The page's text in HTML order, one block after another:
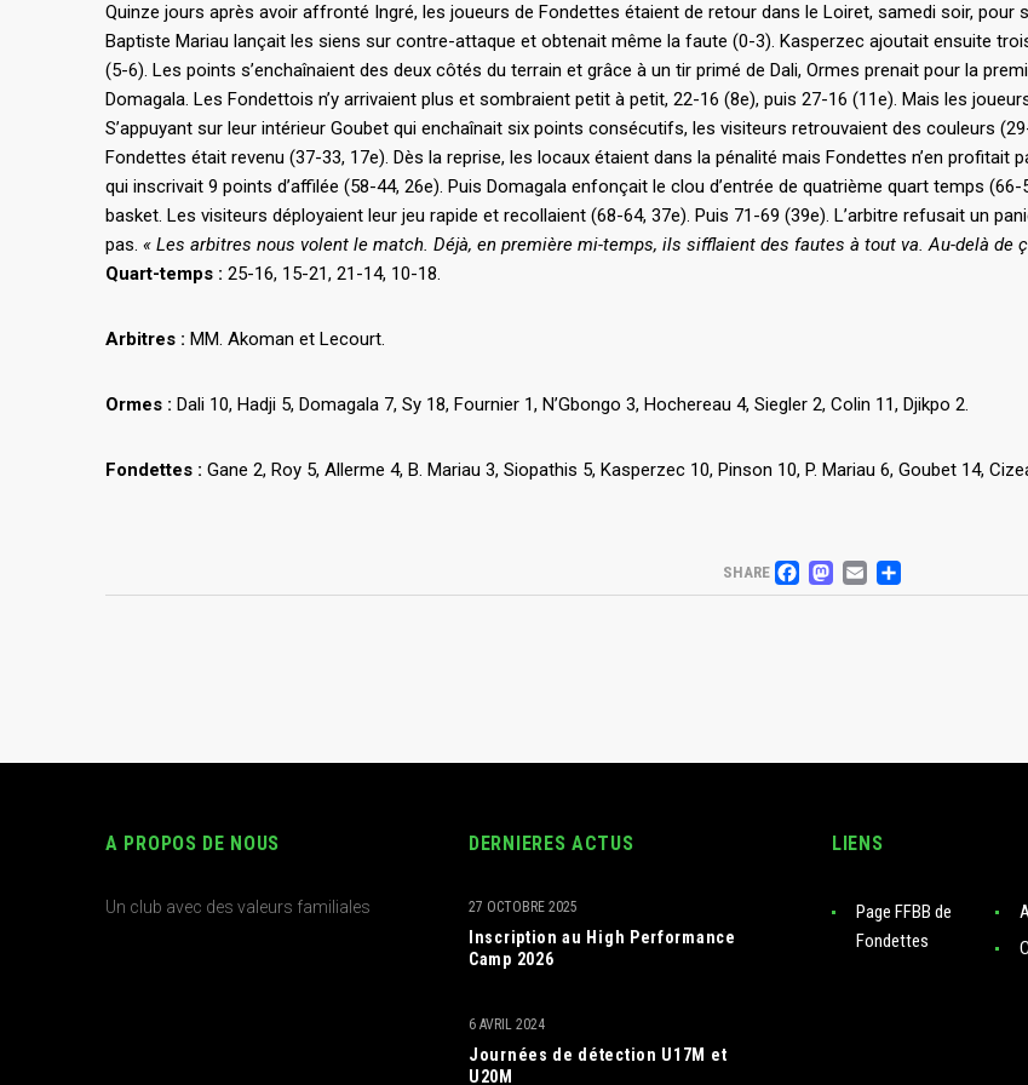
Quinze jours après avoir affronté Ingré, les joueurs de Fondettes étaient de retour dans le Loiret, samedi soir, pour
Baptiste Mariau lançait les siens sur contre-attaque et obtenait même la faute (0-3). Kasperzec ajoutait ensuite
(5-6). Les points s’enchaînaient des deux côtés du terrain et grâce à un tir primé de Dali, Ormes prenait pour la
Domagala. Les Fondettois n’y arrivaient plus et sombraient petit à petit, 22-16 (8e), puis 27-16 (11e). Mais les
S’appuyant sur leur intérieur Goubet qui enchaînait six points consécutifs, les visiteurs retrouvaient des couleurs
Fondettes était revenu (37-33, 17e). Dès la reprise, les locaux étaient dans la pénalité mais Fondettes n’en
qui inscrivait 9 points d’affilée (58-44, 26e). Puis Domagala enfonçait le clou d’entrée de quatrième quart temps
basket. Les visiteurs déployaient leur jeu rapide et recollaient (68-64, 37e). Puis 71-69 (39e). L’arbitre refusait un
pas. « Les arbitres nous volent le match. Déjà, en première mi-temps, ils sifflaient des fautes à tout va. Au-delà de
Quart-temps : 25-16, 15-21, 21-14, 10-18.
Arbitres : MM. Akoman et Lecourt.
Ormes : Dali 10, Hadji 5, Domagala 7, Sy 18, Fournier 1, N’Gbongo 3, Hochereau 4, Siegler 2, Colin 11, Djikpo 2.
Fondettes : Gane 2, Roy 5, Allerme 4, B. Mariau 3, Siopathis 5, Kasperzec 10, Pinson 10, P. Mariau 6, Goubet 14,
SHARE FACEBOOK
MASTODON
EMAIL
A PROPOS DE NOUS
Un club avec des valeurs familiales
DERNIERES ACTUS
Inscription au High Performance
Camp 2026
27 OCTOBRE 2025
Journées de détection U17M et
U20M
6 AVRIL 2024
LIENS
Page FFBB de
Fondettes